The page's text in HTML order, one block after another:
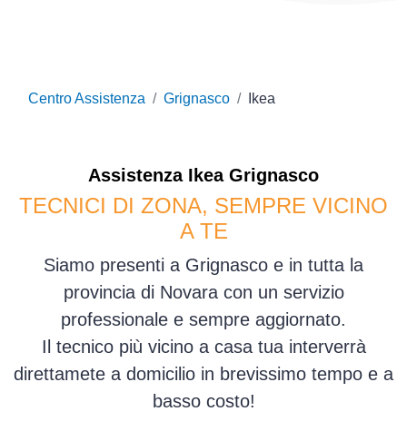
Centro Assistenza Grignasco Ikea
Assistenza IkeaGrignasco
TECNICI DI ZONA, SEMPRE VICINO
A TE
Siamo presenti a Grignasco e in tutta la
provincia di Novara con un servizio
professionale e sempre aggiornato.
Il tecnico più vicino a casa tua interverrà
direttamete a domicilio in brevissimo tempo e a
basso costo!